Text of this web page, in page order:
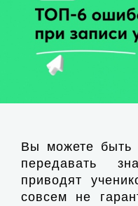
Вы можете быть
передавать
приводят
совсем не